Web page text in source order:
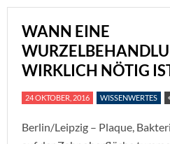
WANN EINE
WIRKLICH NÖTIG
24 OKTOBER, 2016 WISSENWERTES
Berlin/Leipzig – Plaque,